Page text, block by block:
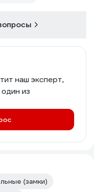
наш эксперт,
из
(замки)